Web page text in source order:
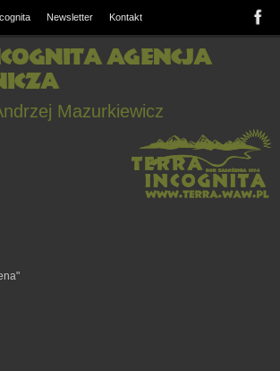
Newsletter Kontakt
Agencja
Mazurkiewicz